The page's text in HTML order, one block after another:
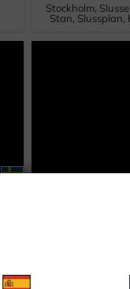
Stockholm,
Stan, Slussplan,